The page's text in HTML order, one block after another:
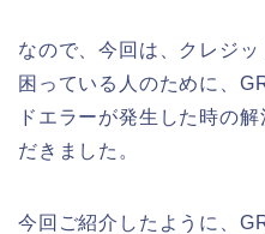
なので、今回は、クレジ
困っている人のために、
ドエラーが発生した時の
だきました。
今回ご紹介したように、